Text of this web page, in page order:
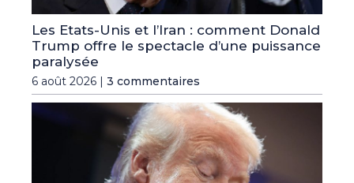
Les Etats-Unis et l’Iran : comment Donald
Trump offre le spectacle d’une puissance
paralysée
6 août 2026 | 3 commentaires